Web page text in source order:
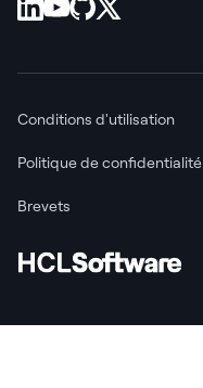
Conditions d'utilisation
Politique de confidentialité
Brevets